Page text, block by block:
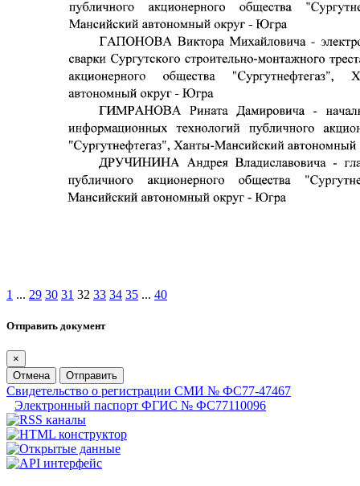
1 ... 29 30 31 32 33 34 35 ... 40
Отправить документ
×
Отмена
Отправить
Свидетельство о регистрации СМИ № ФС77-47467
Электронный паспорт ФГИС № ФС77110096